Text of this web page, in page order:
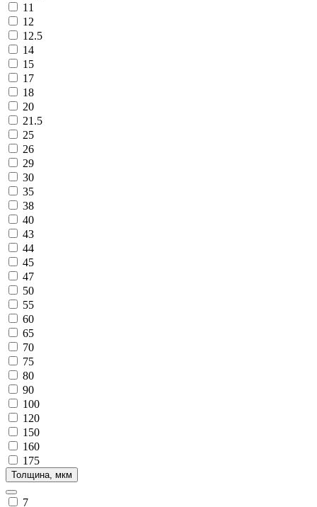
11
12
12.5
14
15
17
18
20
21.5
25
26
29
30
35
38
40
43
44
45
47
50
55
60
65
70
75
80
90
100
120
150
160
175
Толщина, мкм
7